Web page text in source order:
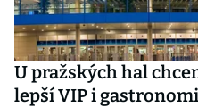
U pražských hal
lepší VIP i